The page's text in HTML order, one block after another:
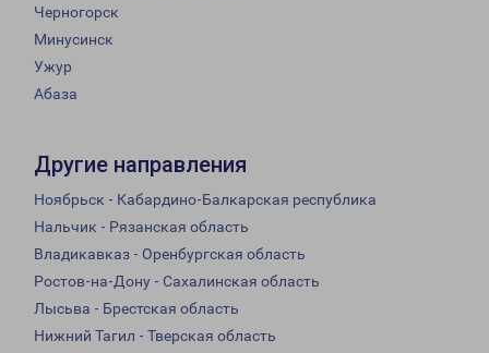
Черногорск
Минусинск
Ужур
Абаза
Другие направления
Ноябрьск - Кабардино-Балкарская республика
Нальчик - Рязанская область
Владикавказ - Оренбургская область
Ростов-на-Дону - Сахалинская область
Лысьва - Брестская область
Нижний Тагил - Тверская область